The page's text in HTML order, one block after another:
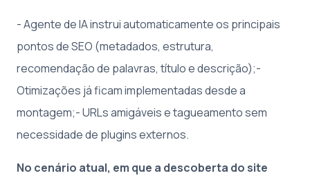
- Agente de IA instrui automaticamente os principais
pontos de SEO (metadados, estrutura,
recomendação de palavras, título e descrição);-
Otimizações já ficam implementadas desde a
montagem;- URLs amigáveis e tagueamento sem
necessidade de plugins externos.
No cenário atual, em que a descoberta do site